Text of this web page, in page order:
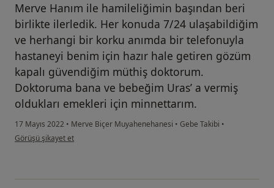
Merve Hanım ile hamileliğimin başından beri
birlikte ilerledik. Her konuda 7/24 ulaşabildiğim
ve herhangi bir korku anımda bir telefonuyla
hastaneyi benim için hazır hale getiren gözüm
kapalı güvendiğim müthiş doktorum.
Doktoruma bana ve bebeğim Uras’ a vermiş
oldukları emekleri için minnettarım.
17 Mayıs 2022 • Merve Biçer Muyahenehanesi • Gebe Takibi •
kullanıcının görüşüne göre tu...s
Görüşü şikayet et